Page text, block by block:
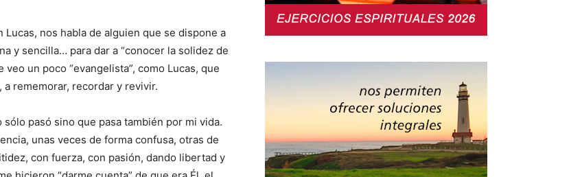
nos habla de alguien que se dispone a
y sencilla… para dar a “conocer la solidez de
un poco “evangelista”, como Lucas, que
rememorar, recordar y revivir.
pasó sino que pasa también por mi vida.
unas veces de forma confusa, otras de
con fuerza, con pasión, dando libertad y